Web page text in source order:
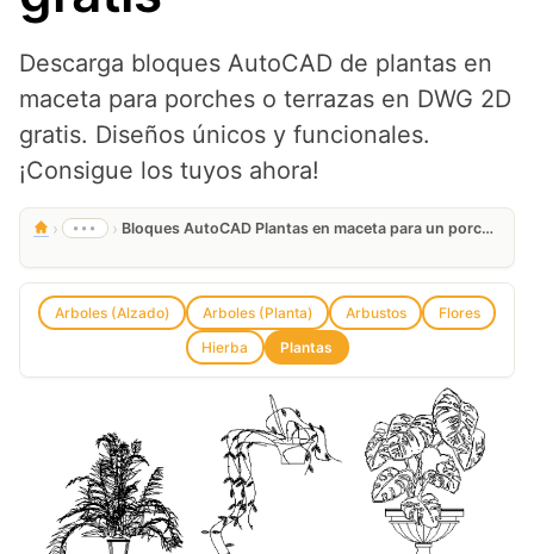
Descarga bloques AutoCAD de plantas en
maceta para porches o terrazas en DWG 2D
gratis. Diseños únicos y funcionales.
¡Consigue los tuyos ahora!
› ••• › Bloques AutoCAD Plantas en maceta para un porche o terraza en DWG 2D gratis
Arboles (Alzado) Arboles (Planta) Arbustos
Flores
Hierba
Plantas